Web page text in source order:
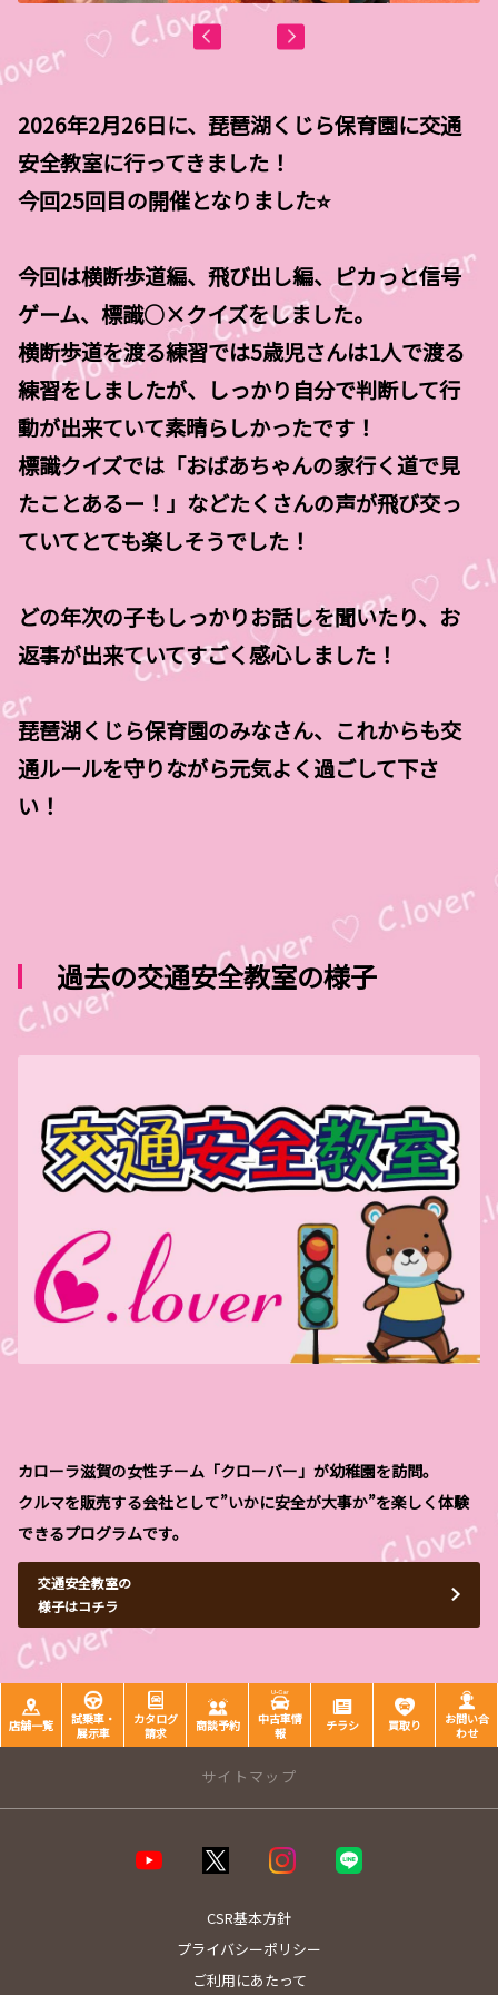
2026年2月26日に、琵琶湖くじら保育園に交通
安全教室に行ってきました！
今回25回目の開催となりました⭐
今回は横断歩道編、飛び出し編、ピカっと信号
ゲーム、標識○×クイズをしました。
横断歩道を渡る練習では5歳児さんは1人で渡る
練習をしましたが、しっかり自分で判断して行
動が出来ていて素晴らしかったです！
標識クイズでは「おばあちゃんの家行く道で見
たことあるー！」などたくさんの声が飛び交っ
ていてとても楽しそうでした！
どの年次の子もしっかりお話しを聞いたり、お
返事が出来ていてすごく感心しました！
琵琶湖くじら保育園のみなさん、これからも交
通ルールを守りながら元気よく過ごして下さ
い！
過去の交通安全教室の様子
カローラ滋賀の女性チーム「クローバー」が幼稚園を訪問。
クルマを販売する会社として”いかに安全が大事か”を楽しく体験
できるプログラムです。
交通安全教室の
様子はコチラ
店舗一覧
試乗車・
展示車
カタログ
請求
商談予約
中古車情
報
チラシ 買取り
お問い合
わせ
サイトマップ
CSR基本方針
プライバシーポリシー
ご利用にあたって